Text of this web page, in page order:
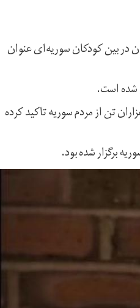
در بین کودکان سوریه‌ای عنوان
شده است.
تن از مردم سوریه تاکید کرده
برگزار شده بود.